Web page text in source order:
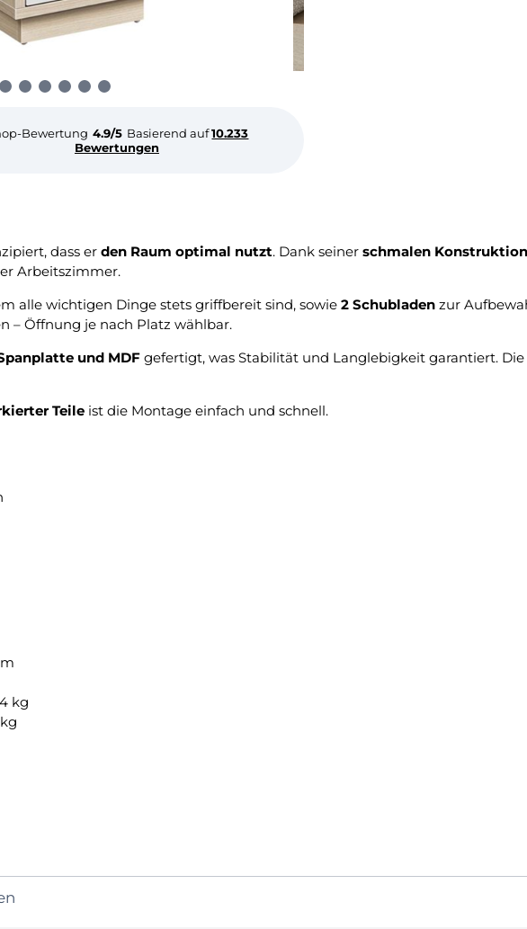
Bewertung 4.9/5 Basierend auf10.233
Bewertungen
dass er den Raum optimal nutzt. Dank seiner schmalen Konstruktion
Arbeitszimmer.
alle wichtigen Dinge stets griffbereit sind, sowie 2 Schubladen zur
– Öffnung je nach Platz wählbar.
und MDF gefertigt, was Stabilität und Langlebigkeit garantiert.
Teile ist die Montage einfach und schnell.
kg